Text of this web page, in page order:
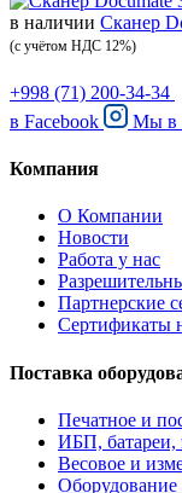
в наличии Сканер
(с учётом НДС 12%)
+998 (71) 200-34-34
в Facebook Мы в
Компания
О Компании
Новости
Работа у нас
Партнерские
Сертификаты
Поставка
Печатное и
ИБП, батареи,
Весовое и